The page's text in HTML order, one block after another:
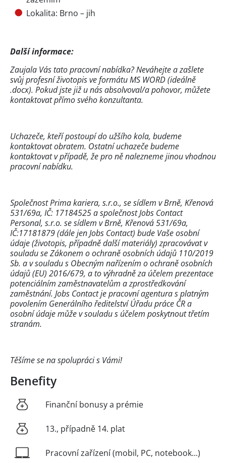
Lokalita: Brno – jih
Další informace:
Zaujala Vás tato pracovní nabídka? Neváhejte a zašlete
svůj profesní životopis ve formátu MS WORD (ideálně
.docx). Pokud jste již u nás absolvoval/a pohovor, můžete
kontaktovat přímo svého konzultanta.
Uchazeče, kteří postoupí do užšího kola, budeme
kontaktovat obratem. Ostatní uchazeče budeme
kontaktovat v případě, že pro ně nalezneme jinou vhodnou
pracovní nabídku.
Společnost Prima kariera, s.r.o., se sídlem v Brně, Křenová
531/69a, IČ: 17184525 a společnost Jobs Contact
Personal, s.r.o. se sídlem v Brně, Křenová 531/69a,
IČ:17181879 (dále jen Jobs Contact) bude Vaše osobní
údaje (životopis, případně další materiály) zpracovávat v
souladu se Zákonem o ochraně osobních údajů 110/2019
Sb. a v souladu s Obecným nařízením o ochraně osobních
údajů (EU) 2016/679, a to výhradně za účelem prezentace
potenciálním zaměstnavatelům a zprostředkování
zaměstnání. Jobs Contact je pracovní agentura s platným
povolením Generálního ředitelství Úřadu práce ČR a
osobní údaje může v souladu s účelem poskytnout třetím
stranám.
Těšíme se na spolupráci s Vámi!
Benefity
Finanční bonusy a prémie
13., případně 14. plat
Pracovní zařízení (mobil, PC, notebook...)